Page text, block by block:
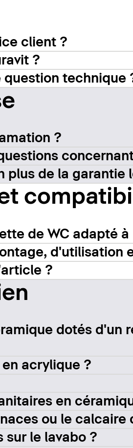
client ?
?
technique
?
plus de la garantie
de WC adapté
d'utilisation
?
dotés d'un
acrylique ?
en
ou le calcaire
sur le lavabo ?